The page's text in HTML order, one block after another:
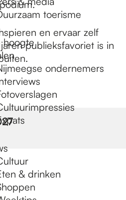
toerisme
hoogte
ondernemers
& drinken
en ervaar zelf
publieksfavoriet is in